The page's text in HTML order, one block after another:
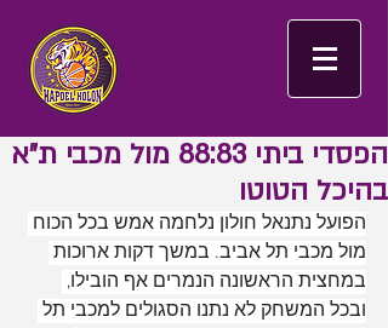
הפסדי ביתי 88:83 מול מכבי ת״א
בהיכל הטוטו
הפועל נתנאל חולון נלחמה אמש בכל הכוח
מול מכבי תל אביב. במשך דקות ארוכות
במחצית הראשונה הנמרים אף הובילו,
ובכל המשחק לא נתנו הסגולים למכבי תל